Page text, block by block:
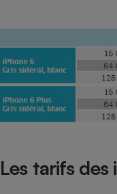
Les tarifs des